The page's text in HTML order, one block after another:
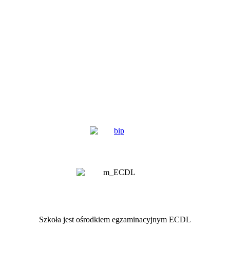
Szkoła jest ośrodkiem egzaminacyjnym ECDL